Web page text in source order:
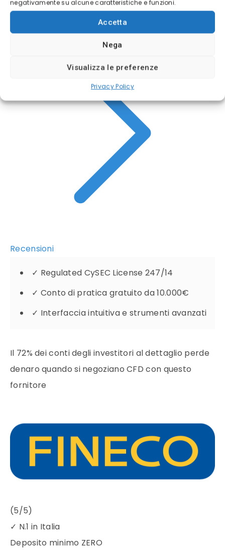
negativamente su alcune caratteristiche e funzioni.
Accetta
Nega
Visualizza le preferenze
Privacy Policy
Recensioni
✓ Regulated CySEC License 247/14
✓ Conto di pratica gratuito da 10.000€
✓ Interfaccia intuitiva e strumenti avanzati
Il 72% dei conti degli investitori al dettaglio perde
denaro quando si negoziano CFD con questo
fornitore
(5/5)
✓ N.1 in Italia
Deposito minimo ZERO